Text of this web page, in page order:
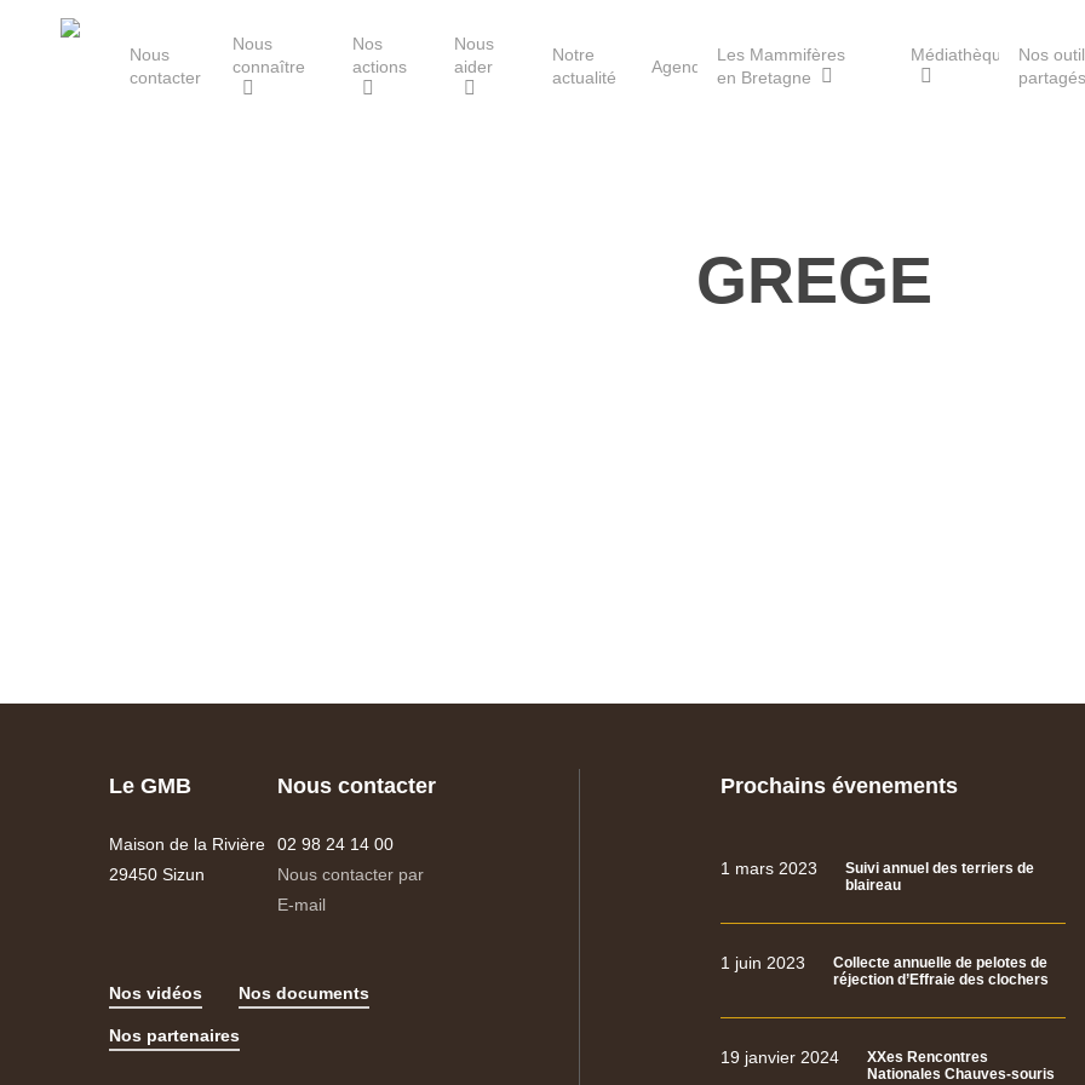
Nous
contacter
Nous
connaître
Nos
actions
Les Havres de paix pour la
loutre
Nous
aider
Notre
actualité
Agenda
Les Mammifères
en Bretagne
Médiathèque
Nos
partagés
GREGE
Le GMB
Maison de la Rivière
29450 Sizun
Nous contacter
02 98 24 14 00
Nous contacter par
E-mail
Nos vidéos Nos documents
Nos partenaires
Prochains évenements
1 mars 2023
Suivi annuel des terriers de
blaireau
1 juin 2023
Collecte annuelle de pelotes de
réjection d’Effraie des clochers
19 janvier 2024
XXes Rencontres
Nationales Chauves-souris